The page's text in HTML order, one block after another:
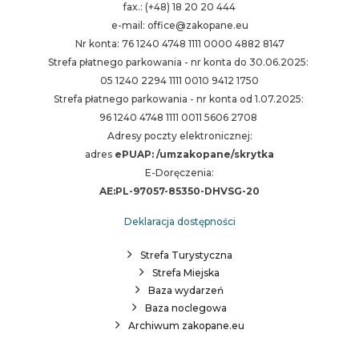
fax.: (+48) 18 20 20 444
e-mail: office@zakopane.eu
Nr konta: 76 1240 4748 1111 0000 4882 8147
Strefa płatnego parkowania - nr konta do 30.06.2025:
05 1240 2294 1111 0010 9412 1750
Strefa płatnego parkowania - nr konta od 1.07.2025:
96 1240 4748 1111 0011 5606 2708
Adresy poczty elektronicznej:
adres ePUAP: /umzakopane/skrytka
E-Doręczenia:
AE:PL-97057-85350-DHVSG-20
Deklaracja dostępności
Strefa Turystyczna
Strefa Miejska
Baza wydarzeń
Baza noclegowa
Archiwum zakopane.eu